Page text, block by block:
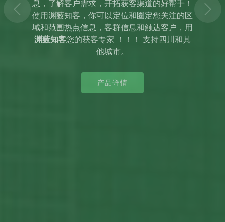
交易、安全审计等，为数据的使用进行留痕，
同时记录数据应用的实际结果，反哺数据生
态，形成数据应用生态的可信支撑平台，助力
金融产业数字化升级，服务成都市西部金融中
心建设和城市发展。
产品详情